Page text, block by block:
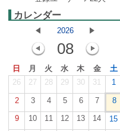
カレンダー
2026
08
日 月 火 水 木 金
土
26
27 28 29 30 31 1
2 3 4 5 6 7
8
9
10 11 12 13 14
15